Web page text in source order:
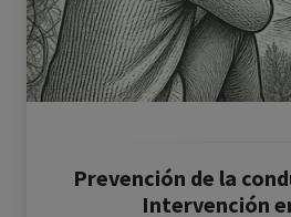
Prevención de la
Intervención